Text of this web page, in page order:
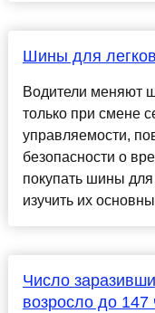
Шины для
Водители меняют
только при смене
управляемости,
безопасности о
покупать шины
изучить их
Число
возросло до 147